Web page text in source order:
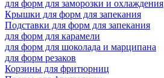
для форм для заморозки и охлаждения
Крышки для форм для запекания
Подставки для форм для запекания
для форм для карамели
для форм для шоколада и марципана
для форм резаков
Корзины для фритюрниц